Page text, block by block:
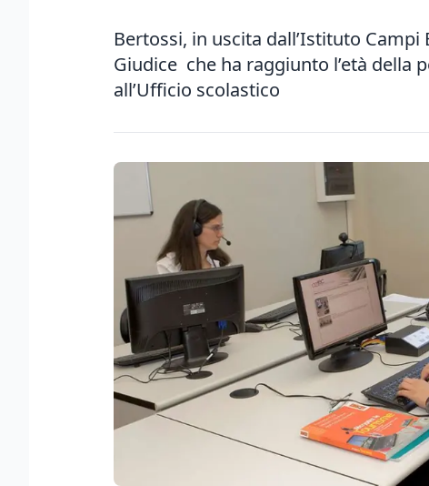
Bertossi, in uscita dall’Istituto
Giudice che ha raggiunto l’età della
all’Ufficio scolastico